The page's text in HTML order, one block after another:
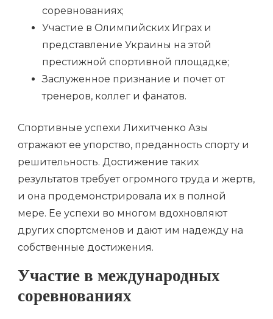
соревнованиях;
Участие в Олимпийских Играх и
представление Украины на этой
престижной спортивной площадке;
Заслуженное признание и почет от
тренеров, коллег и фанатов.
Спортивные успехи Лихитченко Азы
отражают ее упорство, преданность спорту и
решительность. Достижение таких
результатов требует огромного труда и жертв,
и она продемонстрировала их в полной
мере. Ее успехи во многом вдохновляют
других спортсменов и дают им надежду на
собственные достижения.
Участие в международных
соревнованиях